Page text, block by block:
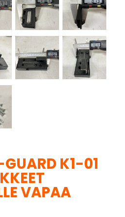
K1-01
VAPAA